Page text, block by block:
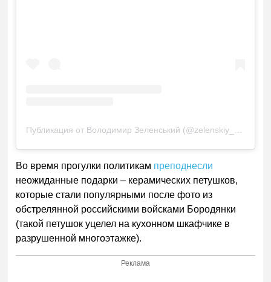
Во время прогулки политикам преподнесли
неожиданные подарки – керамических петушков,
которые стали популярными после фото из
обстрелянной российскими войсками Бородянки
(такой петушок уцелел на кухонном шкафчике в
разрушенной многоэтажке).
Реклама